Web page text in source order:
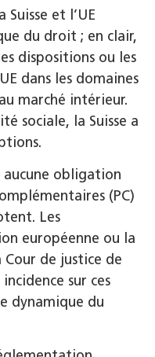
et l’UE
du droit ; en clair,
dispositions ou les
dans les domaines
marché intérieur.
sociale, la Suisse a
aucune obligation
(PC)
Les
européenne ou la
de justice de
incidence sur ces
dynamique du